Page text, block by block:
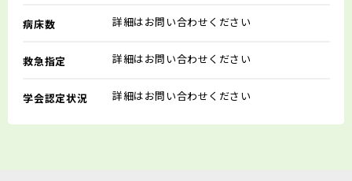
病床数 詳細はお問い合わせください
救急指定 詳細はお問い合わせください
学会認定状況 詳細はお問い合わせください